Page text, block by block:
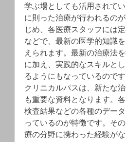
学ぶ場としても活用されて
に則った治療が行われるの
じめ、各医療スタッフには
などで、最新の医学的知識
えられます。最新の治療法
に加え、実践的なスキルと
るようにもなっているのです
クリニカルパスは、新たな
も重要な資料となります。
検査結果などの各種のデー
っているのが特徴です。そ
療の分野に携わった経験が